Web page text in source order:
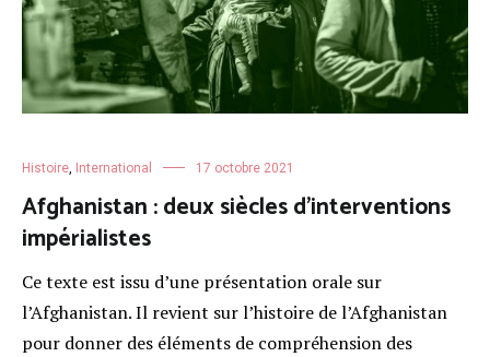
Histoire, International 17 octobre 2021
Afghanistan : deux siècles d’interventions
impérialistes
Ce texte est issu d’une présentation orale sur
l’Afghanistan. Il revient sur l’histoire de l’Afghanistan
pour donner des éléments de compréhension des